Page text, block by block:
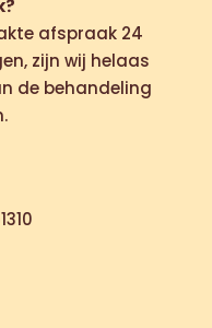
afspraak 24
zijn wij helaas
de behandeling